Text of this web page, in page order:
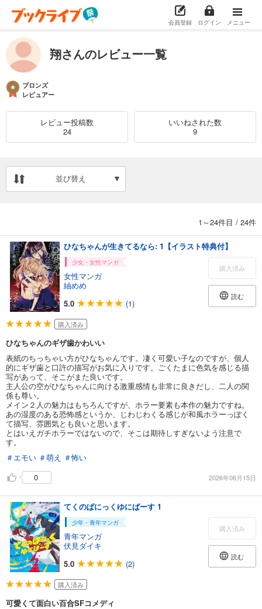
会員登録 ログイン メニュー
翔さんのレビュー一覧
ブロンズ
レビュアー
レビュー投稿数
24
いいねされた数
9
並び替え
1～24件目 / 24件
ひなちゃんが生きてるなら: 1【イラスト特典付】
少女・女性マンガ
女性マンガ
紬めめ
5.0
(1)
購入済み
読む
購入済み
ひなちゃんのギザ歯かわいい
表紙のちっちゃい方がひなちゃんです。凄く可愛い子なのですが、個人
的にギザ歯と口許の描写がお気に入りです。ごくたまに色気を感じる描
写があって、そこがまた良いです。
主人公の空がひなちゃんに向ける激重感情も非常に良きだし、二人の関
係も尊い。
メイン２人の魅力はもちろんですが、ホラー要素も本作の魅力ですね。
あの湿度のある恐怖感というか、じわじわくる感じが和風ホラーっぽく
て描写、雰囲気とも良いと思います。
とはいえガチホラーではないので、そこは期待しすぎないよう注意で
す。
＃エモい ＃萌え ＃怖い
0
2026年06月15日
てくのぱにっくゆにばーす 1
少年・青年マンガ
青年マンガ
伏見ダイキ
5.0
(2)
購入済み
読む
購入済み
可愛くて面白い百合SFコメディ